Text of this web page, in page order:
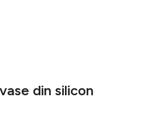
din silicon